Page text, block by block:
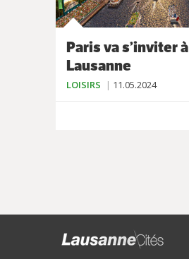
Paris va s’inviter à
Lausanne
LOISIRS 11.05.2024